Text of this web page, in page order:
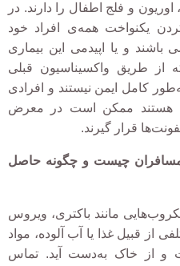
، اوریون و فلج اطفال را دارند. در
یکنواخت همه‌ی افراد خود
باشند و یا اپیدمی این بیماری
از طریق واکسیناسیون قبلی
کامل ایمن نیستند و افرادی
هستند ممکن است در معرض
قرار گیرند.
مسافران چیست و چگونه حاصل
مانند باکتری، ویروس
از قبیل غذا یا آب آلوده، مواد
و از خاک به‌دست آید. تماس